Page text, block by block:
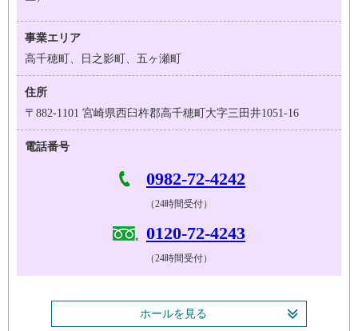
事業エリア
高千穂町、日之影町、五ヶ瀬町
住所
〒882-1101 宮崎県西臼杵郡高千穂町大字三田井1051-16
電話番号
0982-72-4242
（24時間受付）
0120-72-4243
（24時間受付）
ホールを見る